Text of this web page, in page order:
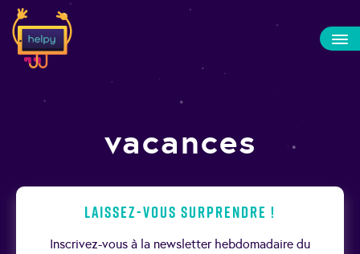
vacances
Laissez-vous surprendre !
Inscrivez-vous à la newsletter hebdomadaire du